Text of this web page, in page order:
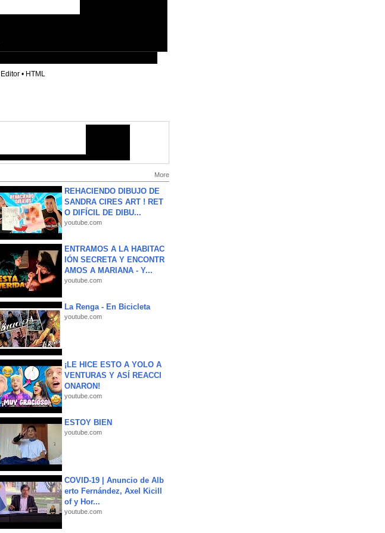
Editor • HTML
More
REHACIENDO DIBUJO DE
SANDRA CIRES ART ! RET
O DIFÍCIL DE DIBU...
youtube.com
ENTRAMOS A LA HABITAC
IÓN SECRETA Y ENCONTR
AMOS A MARIANA - Y...
youtube.com
La Renga - En Bicicleta
youtube.com
¡LE HICE ESTO A YOLO A
VENTURAS Y ASÍ REACCI
ONARON!
youtube.com
ESTOY BIEN
youtube.com
COVID-19 | Anuncio de Alb
erto Fernández, Axel Kicill
of y Hor...
youtube.com